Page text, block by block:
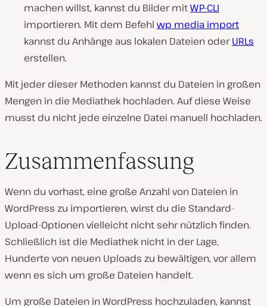
machen willst, kannst du Bilder mitWP-CLI
importieren. Mit dem Befehl wp media import
kannst du Anhänge aus lokalen Dateien oderURLs
erstellen.
Mit jeder dieser Methoden kannst du Dateien in großen
Mengen in die Mediathek hochladen. Auf diese Weise
musst du nicht jede einzelne Datei manuell hochladen.
Zusammenfassung
Wenn du vorhast, eine große Anzahl von Dateien in
WordPress zu importieren, wirst du die Standard-
Upload-Optionen vielleicht nicht sehr nützlich finden.
Schließlich ist die Mediathek nicht in der Lage,
Hunderte von neuen Uploads zu bewältigen, vor allem
wenn es sich um große Dateien handelt.
Um große Dateien in WordPress hochzuladen, kannst